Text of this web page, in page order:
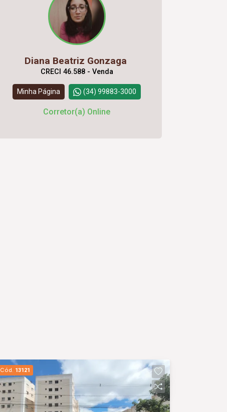
Diana Beatriz Gonzaga
CRECI 46.588 - Venda
Minha Página (34) 99883-3000
Corretor(a) Online
Cód. 13121